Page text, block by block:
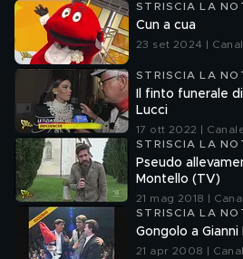
STRISCIA LA
Cun a cua
23 set 2024 |
STRISCIA LA
Il finto funerale
Lucci
17 ott 2022 |
STRISCIA LA
Pseudo
Montello (TV)
21 mag 2018 |
STRISCIA LA
Gongolo a Gianni
21 apr 2008 |